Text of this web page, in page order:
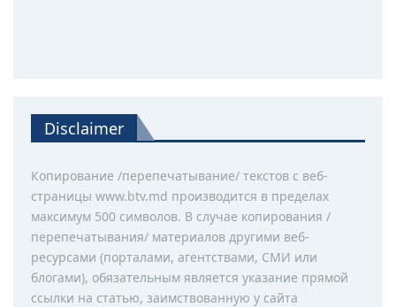
Disclaimer
Копирование /перепечатывание/ текстов с веб-
страницы www.btv.md производится в пределах
максимум 500 символов. В случае копирования /
перепечатывания/ материалов другими веб-
ресурсами (порталами, агентствами, СМИ или
блогами), обязательным является указание прямой
ссылки на статью, заимствованную у сайта